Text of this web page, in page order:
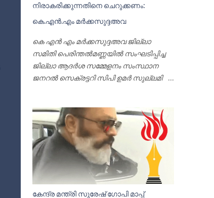
നിരാകരിക്കുന്നതിനെ ചെറുക്കണം:
കെ.എൻ.എം മർക്കസുദ്ദഅവ
കെ എൻ എം മർക്കസുദ്ദഅവ ജില്ലാ
സമിതി പെരിന്തൽമണ്ണയിൽ സംഘടിപ്പിച്ച
ജില്ലാ ആദർശ സമ്മേളനം സംസ്ഥാന
ജനറൽ സെക്രട്ടറി സിപി ഉമർ സുല്ലമി
നിരാകരിക്കുന്നതിനെ ശക്തമായി
ചെറുക്കണമെന്നും ഏകദൈവ
വിശ്വാസത്തിന്റെ മൗലികതയെ
വികലമാക്കുന്ന നവ
യാഥാസ്ഥിതികതക്കെതിരേ
ആദർശപ്പോരാട്ടം ശക്തമാക്കുമെന്നും
മുജാഹിദ് ജില്ലാ ആദർശ സമ്മേളനം
കേന്ദ്ര മന്ത്രി സുരേഷ് ഗോപി മാപ്പ്